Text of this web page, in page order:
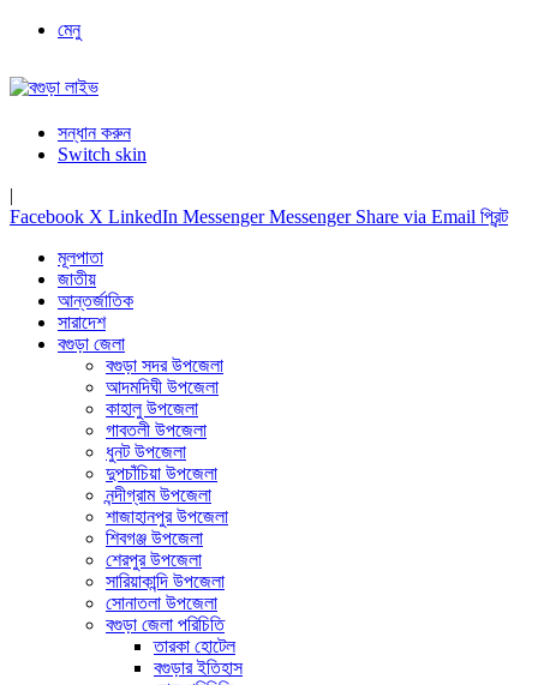
মেনু
সন্ধান করুন
Switch skin
|
Facebook X LinkedIn Messenger Messenger Share via Email প্রিন্ট
মূলপাতা
জাতীয়
আন্তর্জাতিক
সারাদেশ
বগুড়া জেলা
বগুড়া সদর উপজেলা
আদমদিঘী উপজেলা
কাহালু উপজেলা
গাবতলী উপজেলা
ধুনট উপজেলা
দুপচাঁচিয়া উপজেলা
নন্দীগ্রাম উপজেলা
শাজাহানপুর উপজেলা
শিবগঞ্জ উপজেলা
শেরপুর উপজেলা
সারিয়াকান্দি উপজেলা
সোনাতলা উপজেলা
বগুড়া জেলা পরিচিতি
তারকা হোটেল
বগুড়ার ইতিহাস